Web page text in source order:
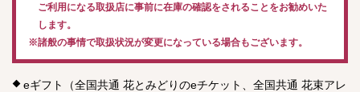
ご利用になる取扱店に事前に在庫の確認をされることをお勧めいた
します。
※諸般の事情で取扱状況が変更になっている場合もございます。
eギフト（全国共通 花とみどりのeチケット、全国共通 花束アレ